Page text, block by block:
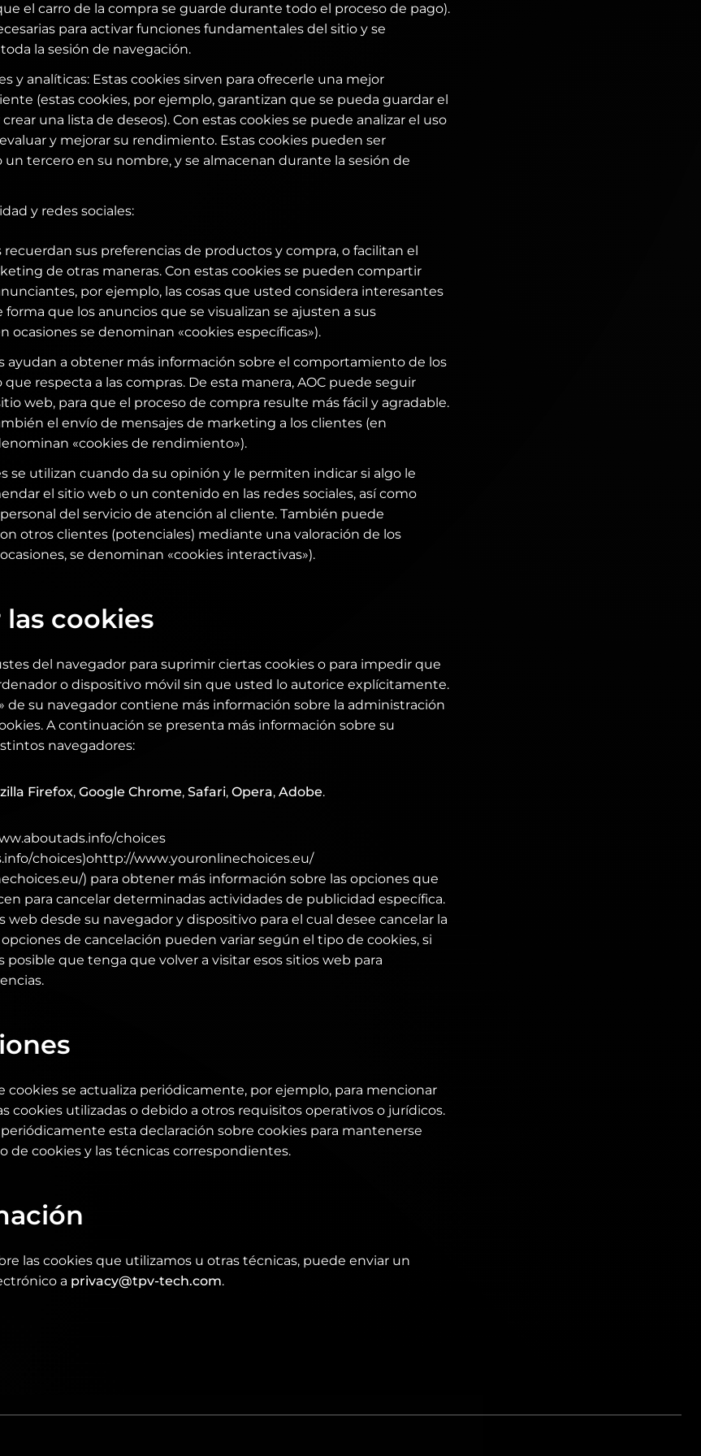
el carro de la compra se guarde durante todo el proceso de pago).
para activar funciones fundamentales del sitio y se
la sesión de navegación.
y analíticas: Estas cookies sirven para ofrecerle una mejor
(estas cookies, por ejemplo, garantizan que se pueda guardar el
una lista de deseos). Con estas cookies se puede analizar el uso
y mejorar su rendimiento. Estas cookies pueden ser
un tercero en su nombre, y se almacenan durante la sesión de
y redes sociales:
recuerdan sus preferencias de productos y compra, o facilitan el
de otras maneras. Con estas cookies se pueden compartir
por ejemplo, las cosas que usted considera interesantes
forma que los anuncios que se visualizan se ajusten a sus
ocasiones se denominan «cookies específicas»).
ayudan a obtener más información sobre el comportamiento de los
respecta a las compras. De esta manera, AOC puede seguir
web, para que el proceso de compra resulte más fácil y agradable.
el envío de mensajes de marketing a los clientes (en
«cookies de rendimiento»).
se utilizan cuando da su opinión y le permiten indicar si algo le
el sitio web o un contenido en las redes sociales, así como
del servicio de atención al cliente. También puede
otros clientes (potenciales) mediante una valoración de los
se denominan «cookies interactivas»).
cookies
del navegador para suprimir ciertas cookies o para impedir que
o dispositivo móvil sin que usted lo autorice explícitamente.
de su navegador contiene más información sobre la administración
A continuación se presenta más información sobre su
navegadores:
Firefox, Google Chrome, Safari, Opera, Adobe.
choices
choices)ohttp://www.youronlinechoices.eu/
) para obtener más información sobre las opciones que
para cancelar determinadas actividades de publicidad específica.
web desde su navegador y dispositivo para el cual desee cancelar la
de cancelación pueden variar según el tipo de cookies, si
posible que tenga que volver a visitar esos sitios web para
cookies se actualiza periódicamente, por ejemplo, para mencionar
cookies utilizadas o debido a otros requisitos operativos o jurídicos.
esta declaración sobre cookies para mantenerse
de cookies y las técnicas correspondientes.
las cookies que utilizamos u otras técnicas, puede enviar un
a privacy@tpv-tech.com.